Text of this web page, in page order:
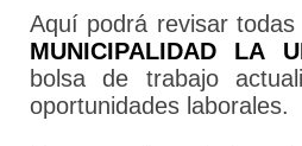
Aquí podrá revisar todas
MUNICIPALIDAD LA
bolsa de trabajo
oportunidades laborales.